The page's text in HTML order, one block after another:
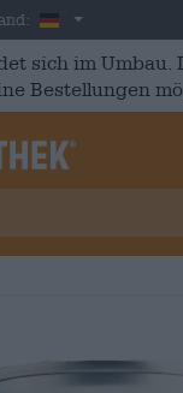
Deutschland
sich im Umbau.
Bestellungen